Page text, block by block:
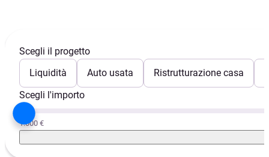
Scegli il progetto
Liquidità
Auto usata Ristrutturazione casa
Scegli l'importo
1.000 €